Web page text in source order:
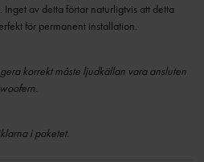
Inget av detta förtar naturligtvis att detta
för permanent installation.
korrekt måste ljudkällan vara ansluten
i paketet.